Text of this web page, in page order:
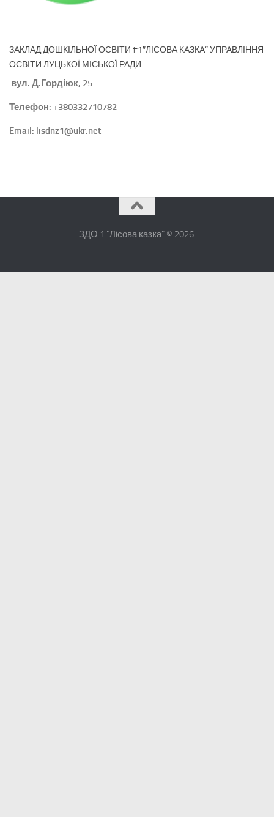
ЗАКЛАД ДОШКІЛЬНОЇ ОСВІТИ #1″ЛІСОВА КАЗКА” УПРАВЛІННЯ
ОСВІТИ ЛУЦЬКОЇ МІСЬКОЇ РАДИ
вул. Д.Гордіюк, 25
Телефон: +380332710782
Email: lisdnz1@ukr.net
ЗДО 1 "Лісова казка" © 2026.